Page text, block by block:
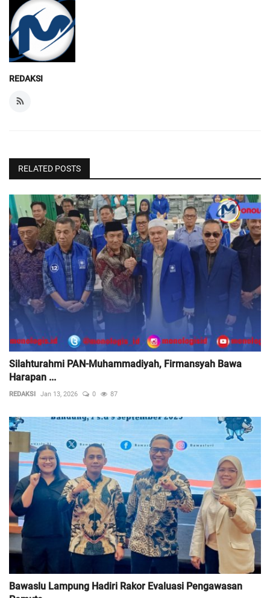
REDAKSI
RELATED POSTS
Silahturahmi PAN-Muhammadiyah, Firmansyah Bawa
Harapan ...
REDAKSI Jan 13, 2026 0 87
Bawaslu Lampung Hadiri Rakor Evaluasi Pengawasan